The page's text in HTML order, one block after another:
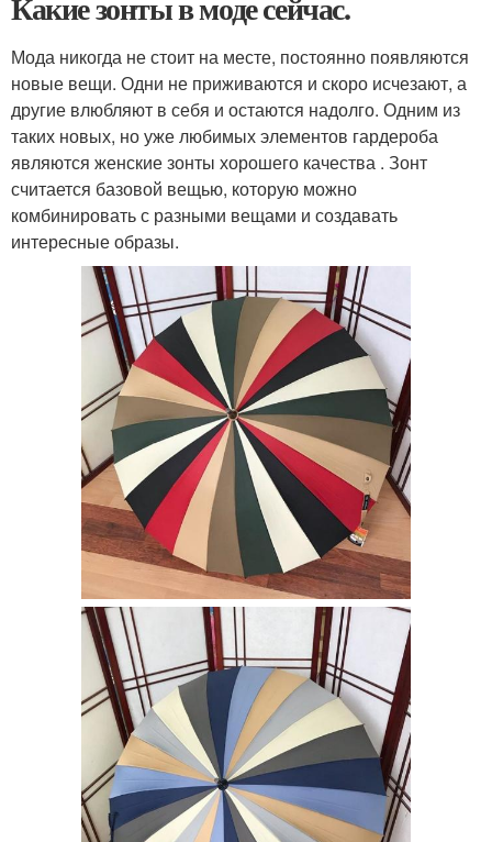
Мода никогда не стоит на месте, постоянно появляются
новые вещи. Одни не приживаются и скоро исчезают, а
другие влюбляют в себя и остаются надолго. Одним из
таких новых, но уже любимых элементов гардероба
являются женские зонты хорошего качества . Зонт
считается базовой вещью, которую можно
комбинировать с разными вещами и создавать
интересные образы.